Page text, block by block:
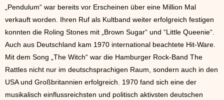
„Pendulum“ war bereits vor Erscheinen über eine Million Mal
verkauft worden. Ihren Ruf als Kultband weiter erfolgreich festigen
konnten die Roling Stones mit „Brown Sugar“ und “Little Queenie“.
Auch aus Deutschland kam 1970 international beachtete Hit-Ware.
Mit dem Song „The Witch“ war die Hamburger Rock-Band The
Rattles nicht nur im deutschsprachigen Raum, sondern auch in den
USA und Großbritannien erfolgreich. 1970 fand sich eine der
musikalisch einflussreichsten und politisch aktivsten deutschen